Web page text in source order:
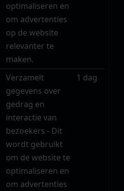
optimaliseren en
om advertenties
op de website
relevanter te
maken.
Verzamelt
gegevens over
gedrag en
interactie van
bezoekers - Dit
wordt gebruikt
om de website te
optimaliseren en
om advertenties
1 dag